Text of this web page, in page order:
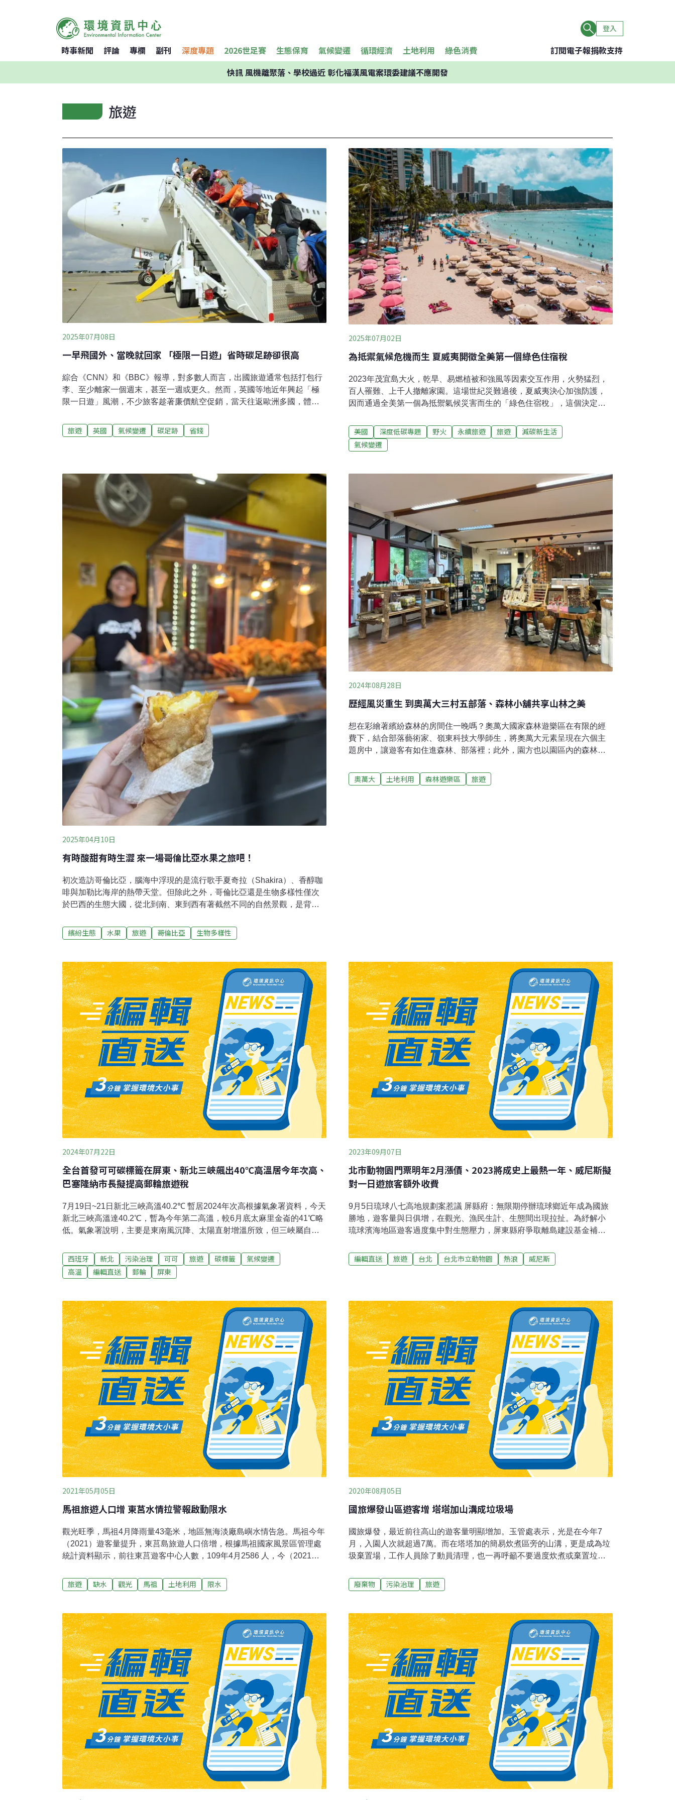
登入
時事新聞 評論 專欄 副刊 深度專題 2026世足賽 生態保育 氣候變遷 循環經濟 土地利用 綠色消費 訂閱電子報捐款支持
快訊風機離聚落、學校過近 彰化福漢風電案環委建議不應開發
旅遊
2025年07月08日
一早飛國外、當晚就回家 「極限一日遊」省時碳足跡卻很高
綜合《CNN》和《BBC》報導，對多數人而言，出國旅遊通常包括打包行
李、至少離家一個週末，甚至一週或更久。然而，英國等地近年興起「極
限一日遊」風潮，不少旅客趁著廉價航空促銷，當天往返歐洲多國，體驗
程旅行吸引預算有限、特休假期不多的家庭與上班族，更在臉書上累積逾
32萬名愛好者。然而，儘管能省時省錢，過度搭乘短程航班造成的碳足跡
（約新台幣997元）的來回機票價格，搭乘瑞安航空（Ryanair）從倫敦斯
飛往瑞典哥德堡，展開了一場主題樂園一日遊。他們清晨從家中出發，於
上午11點抵達瑞典利瑟貝格（Liseberg）主題公園，讓兩名11歲和13歲的
女兒可以盡情享受遊樂設施與表演一整天。全家在一家
旅遊 英國 氣候變遷 碳足跡 省錢
2025年07月02日
為抵禦氣候危機而生 夏威夷開徵全美第一個綠色住宿稅
2023年茂宜島大火，乾旱、易燃植被和強風等因素交互作用，火勢猛烈，
百人罹難、上千人撤離家園。這場世紀災難過後，夏威夷決心加強防護，
因而通過全美第一個為抵禦氣候災害而生的「綠色住宿稅」，這個決定會
的夏威夷度假飯店，一打開窗戶，眼前是碧海藍天、椰影搖曳……而未
來，這片美景將多收你一筆費用。為了守護這塊天堂，夏威夷自2026年
起，針對每一位來訪的旅客加徵0.75%稅金，無論是住宿飯店、短租公寓，
為氣候變遷加徵旅遊稅《夏威夷公共廣播電台》（HPR）報導，夏威夷州
州長格林（Josh Green） 5月27日簽訂綠色住宿費（Green Fee）法案，
2026年1月1日起，所有短期住宿（包括飯店客房、度假短租）加徵0.75%
稅金，讓原本10.25%的稅率提升至11%。郵輪旅
美國 深度低碳專題 野火 永續旅遊 旅遊
減碳新生活
氣候變遷
2025年04月10日
有時酸甜有時生澀 來一場哥倫比亞水果之旅吧！
初次造訪哥倫比亞，腦海中浮現的是流行歌手夏奇拉（Shakira）、香醇咖
啡與加勒比海岸的熱帶天堂。但除此之外，哥倫比亞還是生物多樣性僅次
於巴西的生態大國，從北到南、東到西有著截然不同的自然景觀，是背包
到熱帶氣候，地形從高山、平原、高地、山谷，也造就目不暇給的水果王
國。此行我抓緊機會去雜貨店尋寶，秉持神農嚐百草的精神，將沒看過的
加上鮮豔橘色的果肉、夾著黑色的籽，外表看起來不討喜，是我在哥倫比
亞第一個嘗試的水果。如鳳梨釋迦彈牙的果肉，搭上和土芒果一樣多的纖
維，帶點奶油感的濃郁風味，是從未體驗過的味道。不過，當時水果攤給
我兩個過熟的麻美果，吃起來像不新鮮的軟柿，最後只能硬著頭皮吃完。
從此，第一次嘗試的水果我都僅買一個嘗試，避免同樣情況。
繽紛生態 水果 旅遊 哥倫比亞 生物多樣性
2024年08月28日
歷經風災重生 到奧萬大三村五部落、森林小舖共享山林之美
想在彩繪著繽紛森林的房間住一晚嗎？奧萬大國家森林遊樂區在有限的經
費下，結合部落藝術家、嶺東科技大學師生，將奧萬大元素呈現在六個主
題房中，讓遊客有如住進森林、部落裡；此外，園方也以園區內的森林小
育的好處。把森林部落文化搬進山莊 彩繪主題房加值不加價由農業部林業
及自然保育署南投分署經營管理的奧萬大國家森林遊樂區，位於中海拔山
奧萬大 土地利用 森林遊樂區 旅遊
2024年07月22日
全台首發可可碳標籤在屏東、新北三峽飆出40℃高溫居今年次高、
巴塞隆納市長擬提高郵輪旅遊稅
7月19日~21日新北三峽高溫40.2℃ 暫居2024年次高根據氣象署資料，今天
新北三峽高溫達40.2℃，暫為今年第二高溫，較6月底太麻里金崙的41℃略
低。氣象署說明，主要是東南風沉降、太陽直射增溫所致，但三峽屬自動
米：齊步世界永續屏東的南國天物運銷合作社參與環境部農產品碳足跡盤
查，經2年多獲碳足跡認證，是全台首發碳標籤的可可，屏東縣長周春米表
示，屏東可可站上世界舞台，與世界永續腳步一起走。（中央社報導）南
西班牙 新北 污染治理 可可 旅遊 碳標籤
氣候變遷
高溫
編輯直送 郵輪 屏東
2023年09月07日
北市動物園門票明年2月漲價、2023將成史上最熱一年、威尼斯擬
對一日遊旅客額外收費
9月5日琉球八七高地規劃案惹議 屏縣府：無限期停辦琉球鄉近年成為國旅
勝地，遊客量與日俱增，在觀光、漁民生計、生態間出現拉扯。為紓解小
琉球濱海地區遊客過度集中對生態壓力，屏東縣府爭取離島建設基金補助
意見再修正時，卻在地方引發熱議。縣長周春米6日宣布，為避免不必要疑
慮繼續擴大，規劃案無限期停辦。（中央社報導）清大基因編輯酵母菌 低
主，但淨零時代下，化學工業勢必得轉型。國立清華大學化工系講座教授
胡育誠率團隊，開發基因編輯技術改造酵母菌，以低污染方式生產高價值
尼龍的重要原料「中碳鏈二元酸」，發展台灣第一個自有生產技術，並已
申請多國專利，後續將洽談技轉。（中央社報導）
編輯直送 旅遊 台北 台北市立動物園 熱浪 威尼斯
2021年05月05日
馬祖旅遊人口增 東莒水情拉警報啟動限水
觀光旺季，馬祖4月降雨量43毫米，地區無海淡廠島嶼水情告急。馬祖今年
（2021）遊客量提升，東莒島旅遊人口倍增，根據馬祖國家風景區管理處
統計資料顯示，前往東莒遊客中心人數，109年4月2586 人，今（2021）
措施。連江縣自來水廠長陳美金表示，因受限濃霧、風速執行標準及貨輪
停靠東莒卸貨船席等因素，西水東運計畫4月5日至今天（4日），共有13天
東莒供水能量不足的危機。連江縣自來水廠表示，5月12日至15日，LCU艦
另有任務，將暫停西水東運，期間將由水庫供應用水，為保留消防及必要
生活用水，即日起，當通知無法西水東運時，將在上午8時至隔日8時停止
供水，至啟動運水才恢復供水，另為確保民生用水，上班時間將開放居民
自備容器至東莒營運所提水備用。
旅遊 缺水 觀光 馬祖 土地利用 限水
2020年08月05日
國旅爆發山區遊客增 塔塔加山溝成垃圾場
國旅爆發，最近前往高山的遊客量明顯增加。玉管處表示，光是在今年7
月，入園人次就超過7萬。而在塔塔加的簡易炊煮區旁的山溝，更是成為垃
圾棄置場，工作人員除了動員清理，也一再呼籲不要過度炊煮或棄置垃
處在通往塔塔加的台18線和21線，設置共四處的簡易炊煮區，讓民眾簡易
燒開水或泡茶為主，但許多遊客來到這，還是直接煮東西，玉管處對於遊
罰相當困難。科博館學術副館長黃文山表示，人類誤以為廚餘可以自然腐
壞，但野生動物取食後，除了影響健康，也會將人類和覓食產生連結，覓
食習性也因此改變，更增加人和動物的衝突。而食物鏈的失衡更會讓物種
的依存關係跟著被破壞，導致生態受衝擊。玉管處表示，未來將針對勸導
不改善的，最高開罰3000元。
廢棄物 污染治理 旅遊